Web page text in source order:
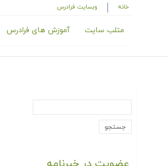
خانه وبسایت فرادرس
متلب سایت آموزش های فرادرس